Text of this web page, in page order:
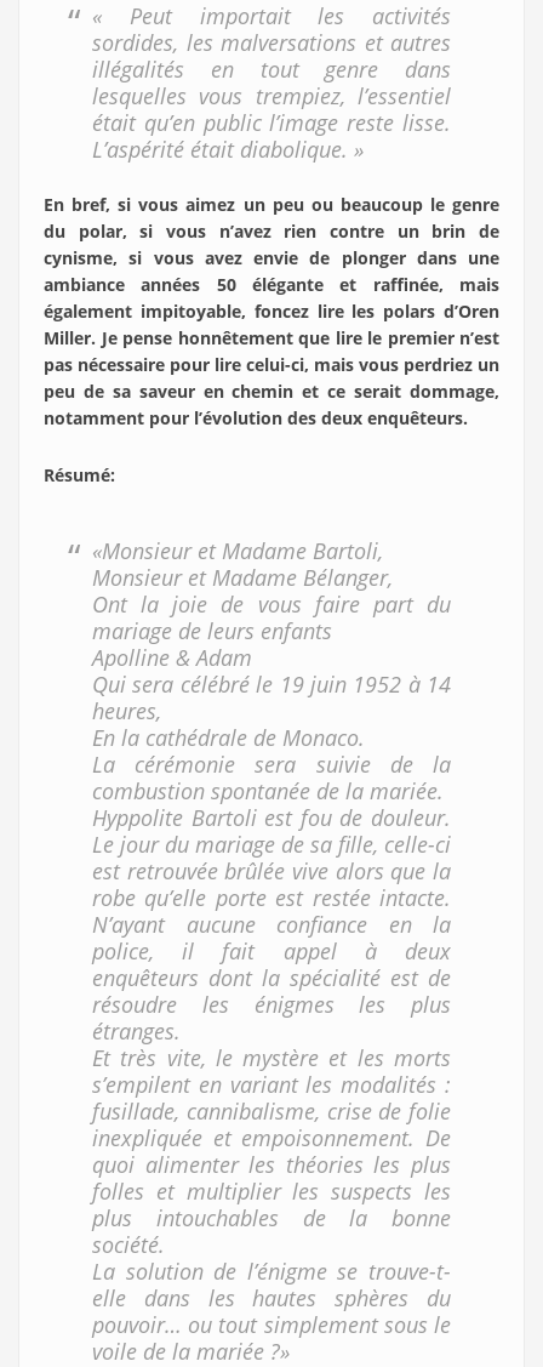
« Peut importait les activités
sordides, les malversations et autres
illégalités en tout genre dans
lesquelles vous trempiez, l’essentiel
était qu’en public l’image reste lisse.
L’aspérité était diabolique. »
En bref, si vous aimez un peu ou beaucoup le genre
du polar, si vous n’avez rien contre un brin de
cynisme, si vous avez envie de plonger dans une
ambiance années 50 élégante et raffinée, mais
également impitoyable, foncez lire les polars d’Oren
Miller. Je pense honnêtement que lire le premier n’est
pas nécessaire pour lire celui-ci, mais vous perdriez un
peu de sa saveur en chemin et ce serait dommage,
notamment pour l’évolution des deux enquêteurs.
Résumé:
«Monsieur et Madame Bartoli,
Monsieur et Madame Bélanger,
Ont la joie de vous faire part du
mariage de leurs enfants
Apolline & Adam
Qui sera célébré le 19 juin 1952 à 14
heures,
En la cathédrale de Monaco.
La cérémonie sera suivie de la
combustion spontanée de la mariée.
Hyppolite Bartoli est fou de douleur.
Le jour du mariage de sa fille, celle-ci
est retrouvée brûlée vive alors que la
robe qu’elle porte est restée intacte.
N’ayant aucune confiance en la
police, il fait appel à deux
enquêteurs dont la spécialité est de
résoudre les énigmes les plus
étranges.
Et très vite, le mystère et les morts
s’empilent en variant les modalités :
fusillade, cannibalisme, crise de folie
inexpliquée et empoisonnement. De
quoi alimenter les théories les plus
folles et multiplier les suspects les
plus intouchables de la bonne
société.
La solution de l’énigme se trouve-t-
elle dans les hautes sphères du
pouvoir… ou tout simplement sous le
voile de la mariée ?»